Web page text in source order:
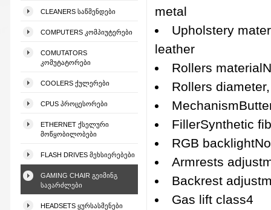
CLEANERS ᲡᲐᲬᲛᲔᲜᲓᲔᲑᲘ
COMPUTERS ᲙᲝᲛᲞᲘᲣᲢᲔᲠᲔᲑᲘ
COMUTATORS
ᲙᲝᲛᲣᲢᲐᲢᲝᲠᲔᲑᲘ
COOLERS ᲥᲣᲚᲔᲠᲔᲑᲘ
CPUS ᲞᲠᲝᲪᲔᲡᲝᲠᲔᲑᲘ
ETHERNET ᲥᲡᲔᲚᲣᲠᲘ
ᲛᲝᲬᲧᲝᲑᲘᲚᲝᲑᲔᲑᲘ
FLASH DRIVES ᲛᲔᲮᲡᲘᲔᲠᲔᲑᲔᲑᲘ
GAMING CHAIR ᲒᲔᲘᲛᲘᲜᲒ
ᲡᲐᲕᲐᲠᲫᲚᲔᲑᲘ
HEADSETS ᲧᲣᲠᲡᲐᲡᲛᲔᲜᲔᲑᲘ
metal
Upholstery
leather
Rollers
Rollers
FillerSynthetic
RGB backlightNo
Armrests
Backrest
Gas lift class4